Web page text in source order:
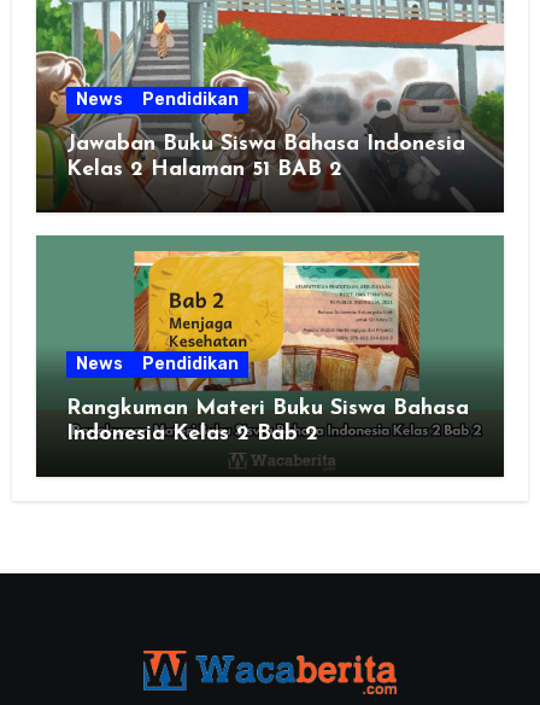
News Pendidikan
Jawaban Buku Siswa Bahasa Indonesia
Kelas 2 Halaman 51 BAB 2
News Pendidikan
Rangkuman Materi Buku Siswa Bahasa
Indonesia Kelas 2 Bab 2